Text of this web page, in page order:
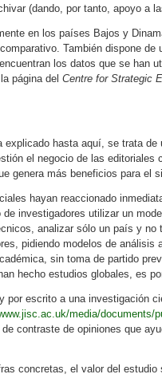
(dando, por tanto, apoyo a
en los países Bajos y
También dispone
los datos que se han
página del Centre for Strategic
explicado hasta aquí, se trata
el negocio de las
genera más beneficios para el
hayan reaccionado
investigadores utilizar un
analizar sólo un país y
pidiendo modelos de
sin toma de partido
hecho estudios globales, es
por escrito a una investigación
media/documents/
contraste de opiniones que
concretas, el valor del